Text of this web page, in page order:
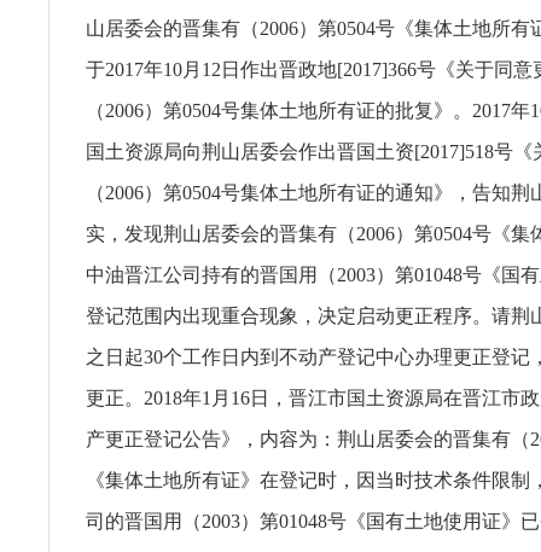
山居委会的晋集有（2006）第0504号《集体土地所有
于2017年10月12日作出晋政地[2017]366号《关于同意
（2006）第0504号集体土地所有证的批复》。2017年
国土资源局向荆山居委会作出晋国土资[2017]518号《
（2006）第0504号集体土地所有证的通知》，告知
实，发现荆山居委会的晋集有（2006）第0504号《集
中油晋江公司持有的晋国用（2003）第01048号《国
登记范围内出现重合现象，决定启动更正程序。请荆
之日起30个工作日内到不动产登记中心办理更正登记
更正。2018年1月16日，晋江市国土资源局在晋江市
产更正登记公告》，内容为：荆山居委会的晋集有（
《集体土地所有证》在登记时，因当时技术条件限制
司的晋国用（2003）第01048号《国有土地使用证》